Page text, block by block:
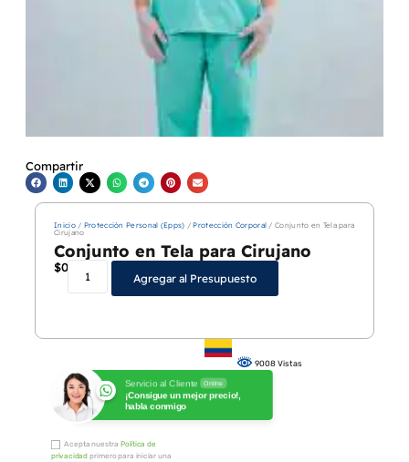
Compartir
Inicio/ Protección Personal (Epps) /Protección Corporal / Conjunto en Tela para
Cirujano
Conjunto en Tela para Cirujano
$0
Agregar al Presupuesto
Servicio al Cliente Online
¡Consigue un mejor precio!,
habla conmigo
Acepta nuestra Política de
privacidad primero para iniciar una
9008 Vistas